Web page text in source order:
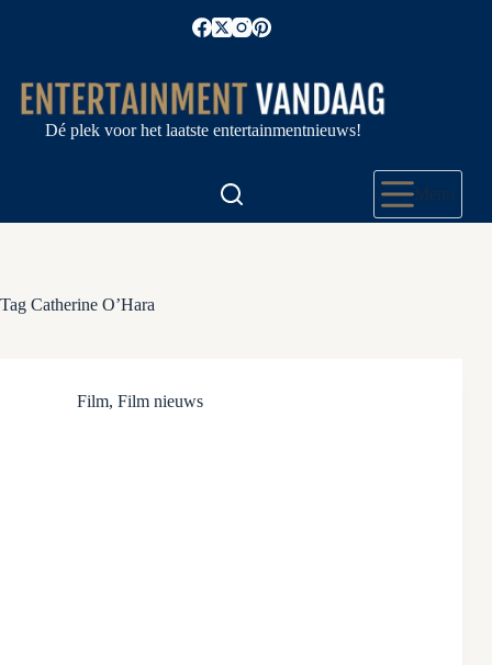
Dé plek voor het laatste entertainmentnieuws!
Menu
Tag Catherine O’Hara
Film, Film nieuws